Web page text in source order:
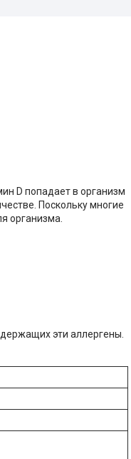
D попадает в организм
Поскольку многие
организма.
эти аллергены.